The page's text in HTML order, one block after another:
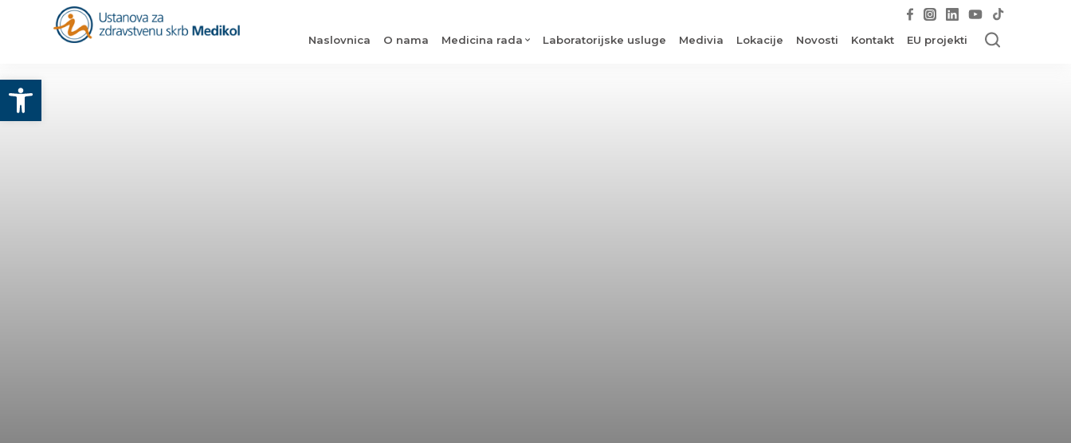
Otvori alatnu traku
Naslovnica O nama Medicina rada Laboratorijske usluge Medivia Lokacije Novosti Kontakt EU projekti